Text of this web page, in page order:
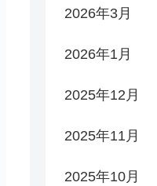
2026年3月
2026年1月
2025年12月
2025年11月
2025年10月